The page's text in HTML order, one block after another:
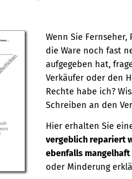
Wenn Sie
die Ware noch fast
aufgegeben hat,
Verkäufer oder den
Rechte habe ich?
Schreiben an den
Hier erhalten Sie
vergeblich repariert
ebenfalls mangelhaft
oder Minderung